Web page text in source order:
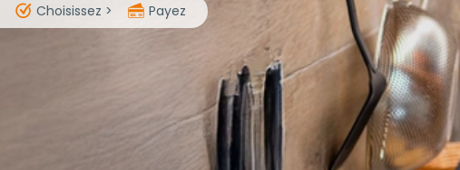
Choisissez > Payez